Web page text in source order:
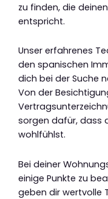
zu finden, die
entspricht.
Unser erfahrenes
den spanischen
dich bei der Suche
Von der
sorgen dafür, dass
wohlfühlst.
Bei deiner
einige Punkte zu
geben dir wertvolle